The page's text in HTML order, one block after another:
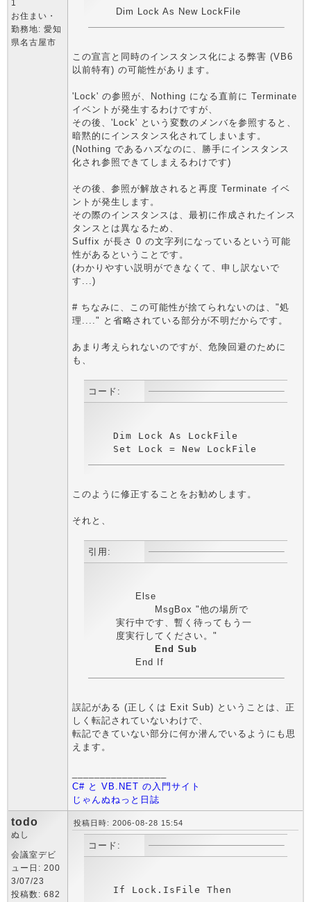
1
お住まい・
勤務地: 愛知
県名古屋市
Dim Lock As New LockFile
この宣言と同時のインスタンス化による弊害 (VB6
以前特有) の可能性があります。
'Lock' の参照が、Nothing になる直前に Terminate
イベントが発生するわけですが、
その後、'Lock' という変数のメンバを参照すると、
暗黙的にインスタンス化されてしまいます。
(Nothing であるハズなのに、勝手にインスタンス
化され参照できてしまえるわけです)
その後、参照が解放されると再度 Terminate イベ
ントが発生します。
その際のインスタンスは、最初に作成されたインス
タンスとは異なるため、
Suffix が長さ 0 の文字列になっているという可能
性があるということです。
(わかりやすい説明ができなくて、申し訳ないで
す...)
# ちなみに、この可能性が捨てられないのは、"処
理...." と省略されている部分が不明だからです。
あまり考えられないのですが、危険回避のために
も、
コード:
    Dim Lock As LockFile
    Set Lock = New LockFile
このように修正することをお勧めします。
それと、
引用:
Else
MsgBox "他の場所で
実行中です、暫く待ってもう一
度実行してください。"
End Sub
End If
誤記がある (正しくは Exit Sub) ということは、正
しく転記されていないわけで、
転記できていない部分に何か潜んでいるようにも思
えます。
C# と VB.NET の入門サイト
じゃんぬねっと日誌
todo
ぬし
会議室デビ
ュー日: 200
3/07/23
投稿数: 682
投稿日時: 2006-08-28 15:54
コード: